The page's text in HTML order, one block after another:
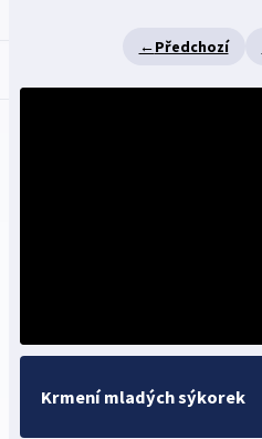
←Předchozí
Krmení mladých sýkorek